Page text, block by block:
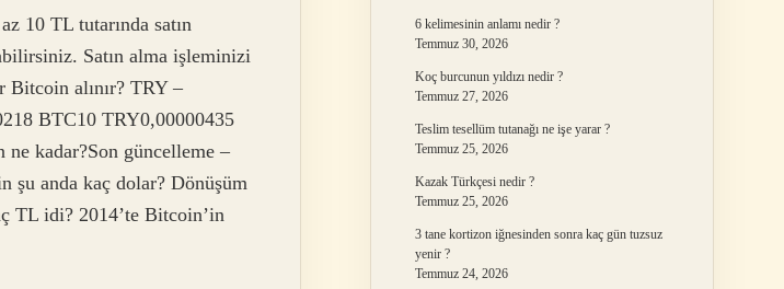
10 TL tutarında satın
Satın alma işleminizi
Bitcoin alınır? TRY –
BTC10 TRY0,00000435
kadar?Son güncelleme –
şu anda kaç dolar? Dönüşüm
TL idi? 2014’te Bitcoin’in
6 kelimesinin anlamı nedir ?
Temmuz 30, 2026
Koç burcunun yıldızı nedir ?
Temmuz 27, 2026
Teslim tesellüm tutanağı ne işe yarar ?
Temmuz 25, 2026
Kazak Türkçesi nedir ?
Temmuz 25, 2026
3 tane kortizon iğnesinden sonra kaç gün tuzsuz
yenir ?
Temmuz 24, 2026